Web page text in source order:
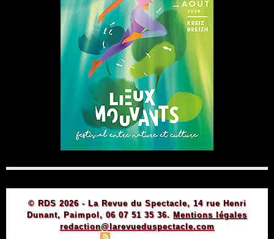
© RDS 2026 - La Revue du Spectacle, 14 rue Henri
Dunant, Paimpol, 06 07 51 35 36. Mentions légales
redaction@larevueduspectacle.com